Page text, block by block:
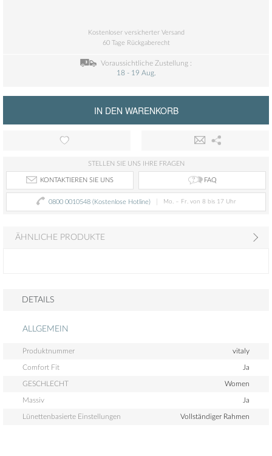
Kostenloser versicherter Versand
60 Tage Rückgaberecht
Voraussichtliche Zustellung :
18 - 19 Aug.
IN DEN WARENKORB
STELLEN SIE UNS IHRE FRAGEN
KONTAKTIEREN SIE UNS FAQ
0800 0010548 (Kostenlose Hotline) Mo. – Fr. von 8 bis 17 Uhr
ÄHNLICHE PRODUKTE
DETAILS
ALLGEMEIN
Produktnummer vitaly
Comfort Fit Ja
GESCHLECHT Women
Massiv Ja
Lünettenbasierte Einstellungen Vollständiger Rahmen